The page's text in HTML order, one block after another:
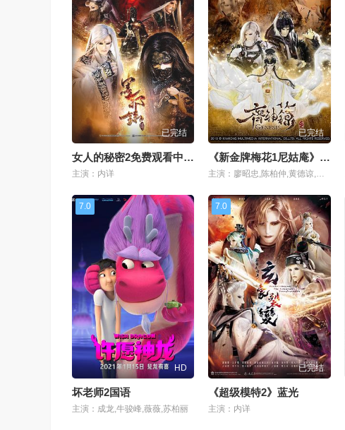
已完结
女人的秘密2免费观看中文版电视剧
主演：内详
已完结
《新金牌梅花1尼姑庵》BD
主演：廖昭忠,陈柏仲,黄德谅,陈宪忠,吴振华,吴筱丹,黄佑任,王柏尧,赖文贤
7.0
HD
坏老师2国语
主演：成龙,牛骏峰,薇薇,苏柏丽
7.0
已完结
《超级模特2》蓝光
主演：内详